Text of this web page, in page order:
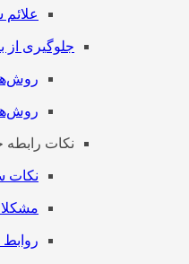
علائم
جلوگیری از
نکات
نکات